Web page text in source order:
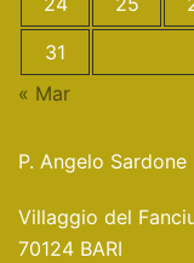
31
« Mar
P. Angelo Sardone
Villaggio del
70124 BARI